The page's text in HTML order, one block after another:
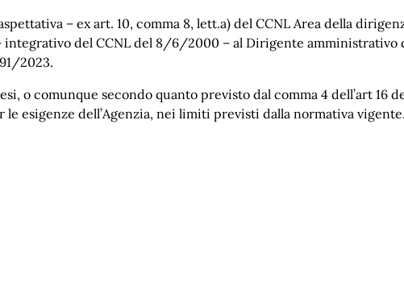
– ex art. 10, comma 8, lett.a) del CCNL Area della
del CCNL del 8/6/2000 – al Dirigente amministrativo
2023.
o comunque secondo quanto previsto dal comma 4 dell’art 16
esigenze dell’Agenzia, nei limiti previsti dalla normativa vigente.